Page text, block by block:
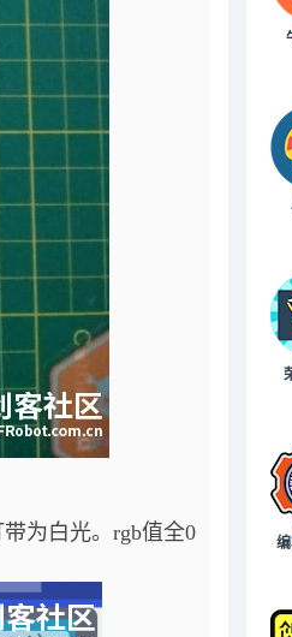
为白光。rgb值全0